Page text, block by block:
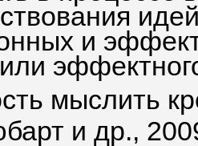
и
мыслить
и др.,